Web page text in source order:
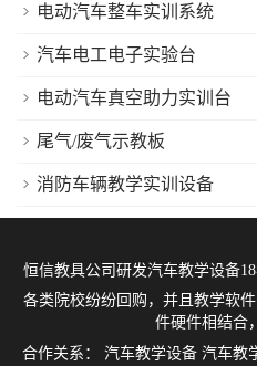
电动汽车整车实训系统
汽车电工电子实验台
电动汽车真空助力实训台
尾气/废气示教板
消防车辆教学实训设备
恒信教具公司研发汽车教学设备
各类院校纷纷回购，并且教学软
件硬件相结合
合作关系： 汽车教学设备 汽车教